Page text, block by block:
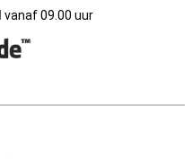
vanaf 09.00 uur